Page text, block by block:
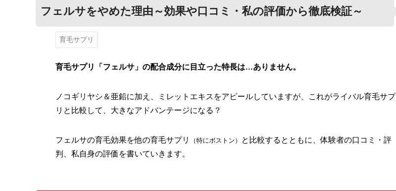
フェルサをやめた理由～効果や口コミ・私の評価から徹底検証～
育毛サプリ
育毛サプリ「フェルサ」の配合成分に目立った特長は…ありません。
ノコギリヤシ＆亜鉛に加え、ミレットエキスをアピールしていますが、これがライバル育毛サプ
リと比較して、大きなアドバンテージになる？
フェルサの育毛効果を他の育毛サプリ （特にボストン）
と比較するとともに、体験者の口コミ・評
判、私自身の評価を書いていきます。